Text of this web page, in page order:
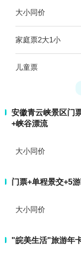
大小同价
家庭票2大1小
儿童票
安徽青云峡景区门
+峡谷漂流
大小同价
门票+单程景交+5
大小同价
"皖美生活"旅游年